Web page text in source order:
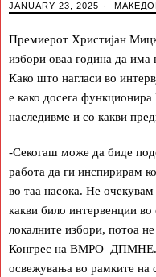
JANUARY 23, 2025
Премиерот Христијан
избори оваа година да има
Како што нагласи во
е како досега
наследивме и со какви
-Секогаш може да биде
работа да ги инспирирам
во таа насока. Не
какви било интервенции
локалните избори, потоа
Конгрес на ВМРО–ДПМНЕ.
освежувања во рамките на